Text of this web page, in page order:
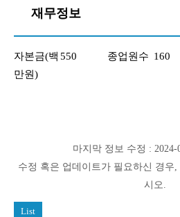
재무정보
자본금(백
만원)
550 종업원수 160
마지막 정보 수정 : 2024-
수정 혹은 업데이트가 필요하신 경우,
시오.
List